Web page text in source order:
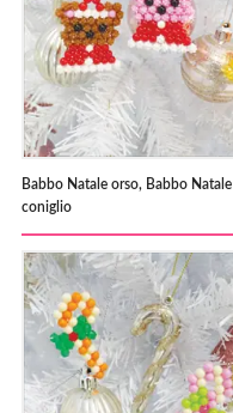
Babbo Natale orso, Babbo Natale
coniglio